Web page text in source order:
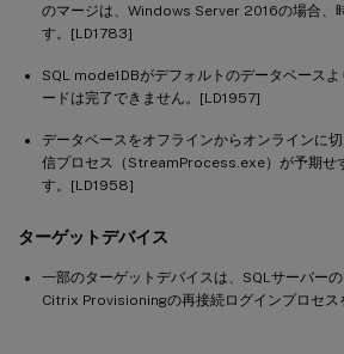
のマージは、Windows Server 2016の場合、
す。[LD1783]
SQL mode1DBがデフォルトのデータベース
ードは完了できません。[LD1957]
データベースをオフラインからオンラインに
信プロセス（StreamProcess.exe）が予期せ
す。[LD1958]
ターゲットデバイス
一部のターゲットデバイスは、SQLサーバー
Citrix Provisioningの再接続ログインプロセ